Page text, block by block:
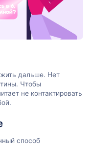
дальше. Нет
Чтобы
не контактировать
способ